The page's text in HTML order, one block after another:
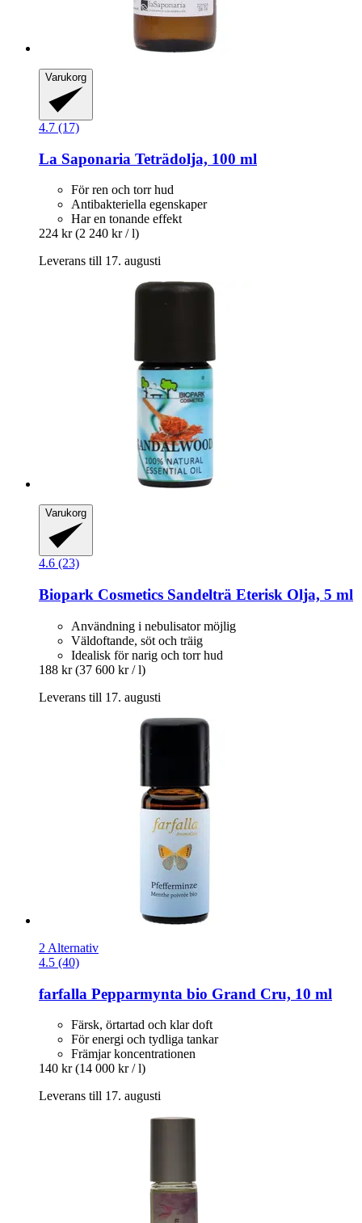
Varukorg
4.7 (17)
La Saponaria Teträdolja, 100 ml
För ren och torr hud
Antibakteriella egenskaper
Har en tonande effekt
224 kr (2 240 kr / l)
Leverans till 17. augusti
Varukorg
4.6 (23)
Biopark Cosmetics Sandelträ Eterisk Olja, 5 ml
Användning i nebulisator möjlig
Väldoftande, söt och träig
Idealisk för narig och torr hud
188 kr (37 600 kr / l)
Leverans till 17. augusti
2 Alternativ
4.5 (40)
farfalla Pepparmynta bio Grand Cru, 10 ml
Färsk, örtartad och klar doft
För energi och tydliga tankar
Främjar koncentrationen
140 kr (14 000 kr / l)
Leverans till 17. augusti